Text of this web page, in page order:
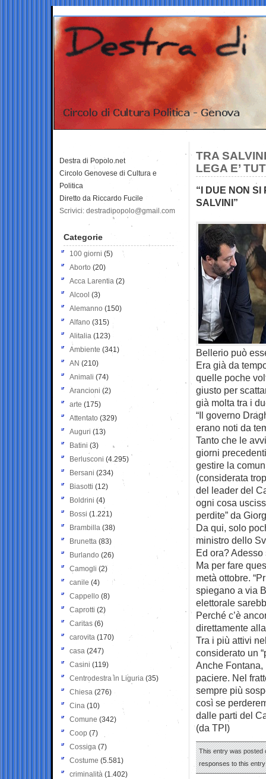
TRA
LEGA E’
“I DUE NON SI
SALVINI”
Bellerio può
Era già da
quelle poche
giusto per
già molta tra i
“Il governo
erano noti da
Tanto che le
giorni
gestire la
(considerata
del leader del
ogni cosa
perdite” da
Da qui, solo
ministro dello
Ed ora?
Ma per fare
metà ottobre.
spiegano a via
elettorale
Perché c’è
direttamente
Tra i più attivi
considerato un
Anche Fontana,
paciere. Nel
sempre più
così se
dalle parti del
(da TPI)
This entry was posted
responses to this
Destra di Popolo.net
Circolo Genovese di Cultura e
Politica
Diretto da Riccardo Fucile
Scrivici: destradipopolo@gmail.com
Categorie
100 giorni (5)
Aborto (20)
Acca Larentia (2)
Alcool (3)
Alemanno (150)
Alfano (315)
Alitalia (123)
Ambiente (341)
AN (210)
Animali (74)
Arancioni (2)
arte (175)
Attentato (329)
Auguri (13)
Batini (3)
Berlusconi (4.295)
Bersani (234)
Biasotti (12)
Boldrini (4)
Bossi (1.221)
Brambilla (38)
Brunetta (83)
Burlando (26)
Camogli (2)
canile (4)
Cappello (8)
Caprotti (2)
Caritas (6)
carovita (170)
casa (247)
Casini (119)
Centrodestra in Liguria (35)
Chiesa (276)
Cina (10)
Comune (342)
Coop (7)
Cossiga (7)
Costume (5.581)
criminalità (1.402)